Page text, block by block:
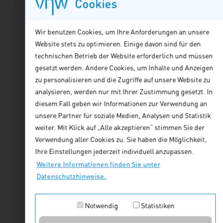
Cookies
Wir benutzen Cookies, um Ihre Anforderungen an unsere
Website stets zu optimieren. Einige davon sind für den
technischen Betrieb der Website erforderlich und müssen
gesetzt werden. Andere Cookies, um Inhalte und Anzeigen
zu personalisieren und die Zugriffe auf unsere Website zu
analysieren, werden nur mit Ihrer Zustimmung gesetzt. In
diesem Fall geben wir Informationen zur Verwendung an
unsere Partner für soziale Medien, Analysen und Statistik
weiter. Mit Klick auf „Alle akzeptieren“ stimmen Sie der
Verwendung aller Cookies zu. Sie haben die Möglichkeit,
Ihre Einstellungen jederzeit individuell anzupassen.
Weitere Informationen finden Sie unter
Datenschutzhinweise.
Notwendig Statistiken
Christian Burgart
Master of Arts (Public
Management); Er war
2012 bis 2020 in
leitender Funktion bei
der Stadt Goslar:
Pressesprecher,
später Persönlicher
Referent des
Oberbürgermeisters,
danach
Tourismusmarketing
für den
traditionsreichen
Fremdenverkehrsort...
Bestattermeisterin,
Ausbilderin, 2021
Sachgebiets,
Friedhöfe und
Donauwörth, seit
2025 selbständige
Weitere
Veranstaltungen mit
Christian
Master of Arts
Management);
2012 bis 2020
leitender
der Stadt
zunächst
später
Referent des
für den
Donnerstag/Freitag, 10./11.
September 2026
Einheit 2:
Donnerstag/Freitag, 17./18.
September 2026
Einheit 3:
Donnerstag/Freitag, 24./25.
September 2026
Einheit 4:
Donnerstag/Freitag, 1./2.
Oktober 2026
Die Einheiten sind nur
Für die abgeschlossene
Fortbildung wird, nach